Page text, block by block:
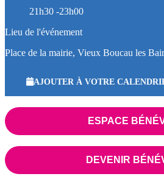
21h30 -23h00
Lieu de l'événement
Place de la mairie, Vieux Boucau les
AJOUTER À VOTRE
ESPACE
DEVENIR